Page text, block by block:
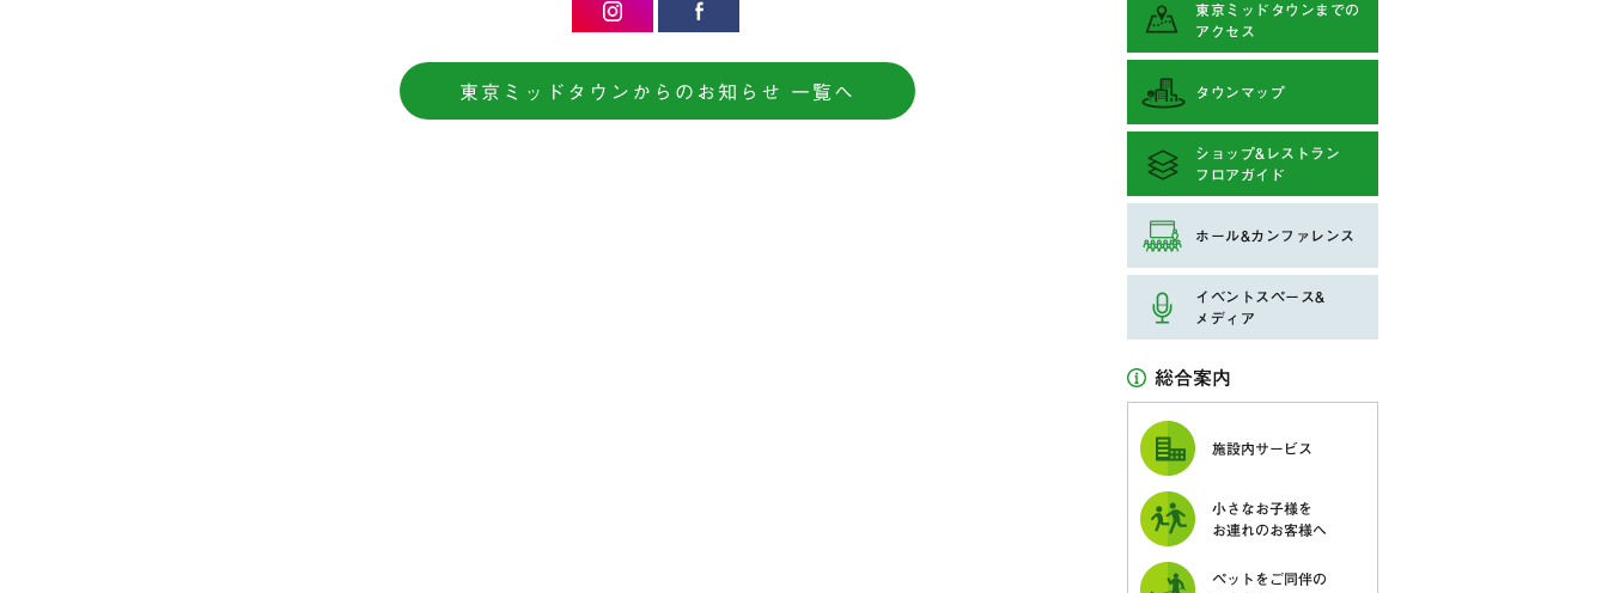
東京ミッドタウンからのお知らせ 一覧へ
東京ミッドタウンまでの
アクセス
タウンマップ
ショップ&レストラン
フロアガイド
ホール&カンファレンス
イベントスペース&
メディア
総合案内
施設内サービス
小さなお子様を
お連れのお客様へ
ペットをご同伴の